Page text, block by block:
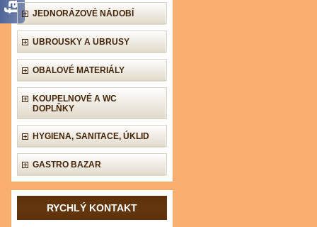
JEDNORÁZOVÉ NÁDOBÍ
UBROUSKY A UBRUSY
OBALOVÉ MATERIÁLY
KOUPELNOVÉ A WC
DOPLŇKY
HYGIENA, SANITACE, ÚKLID
GASTRO BAZAR
RYCHLÝ KONTAKT